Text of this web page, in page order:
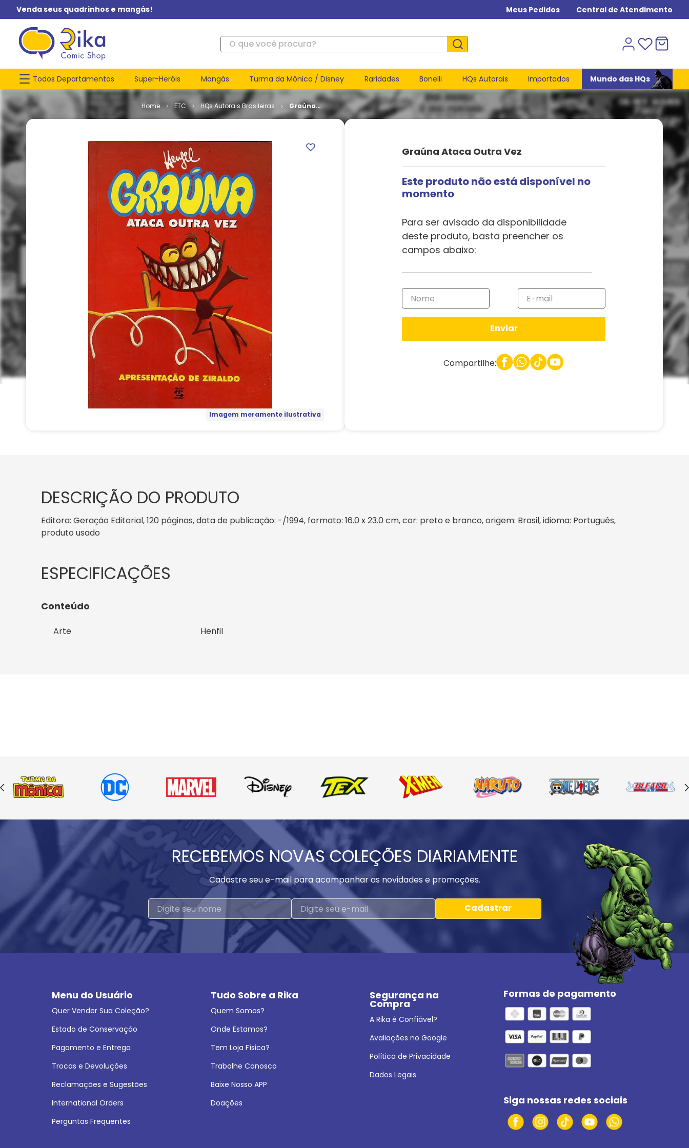
Venda seus quadrinhos e mangás! Meus Pedidos Central de Atendimento
O que você procura?
Todos Departamentos Super-Heróis Mangás Turma da Mônica / Disney Raridades Bonelli HQs Autorais Importados Mundo das HQs
ETC HQs Autorais Brasileiras
Graúna
Ataca
Imagem meramente ilustrativa
Graúna Ataca Outra Vez
Este produto não está disponível no
momento
Para ser avisado da disponibilidade
deste produto, basta preencher os
campos abaixo:
Enviar
Compartilhe:
DESCRIÇÃO DO PRODUTO
Editora: Geração Editorial, 120 páginas, data de publicação: -/1994, formato: 16.0 x 23.0 cm, cor: preto e branco, origem: Brasil, idioma: Português,
produto usado
Conteúdo
Arte Henfil
RECEBEMOS NOVAS COLEÇÕES DIARIAMENTE
Cadastre seu e-mail para acompanhar as novidades e promoções.
Cadastrar
Menu do Usuário
Quer Vender Sua Coleção?
Estado de Conservação
Pagamento e Entrega
Trocas e Devoluções
Reclamações e Sugestões
International Orders
Perguntas Frequentes
Tudo Sobre a Rika
Quem Somos?
Onde Estamos?
Tem Loja Física?
Trabalhe Conosco
Baixe Nosso APP
Doações
Segurança na
Compra
A Rika é Confiável?
Avaliações no Google
Política de Privacidade
Dados Legais
Formas de pagamento
Siga nossas redes sociais